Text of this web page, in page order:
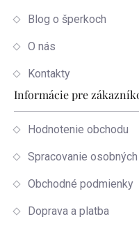
Blog o šperkoch
O nás
Kontakty
Informácie pre
Hodnotenie obchodu
Spracovanie
Obchodné podmienky
Doprava a platba